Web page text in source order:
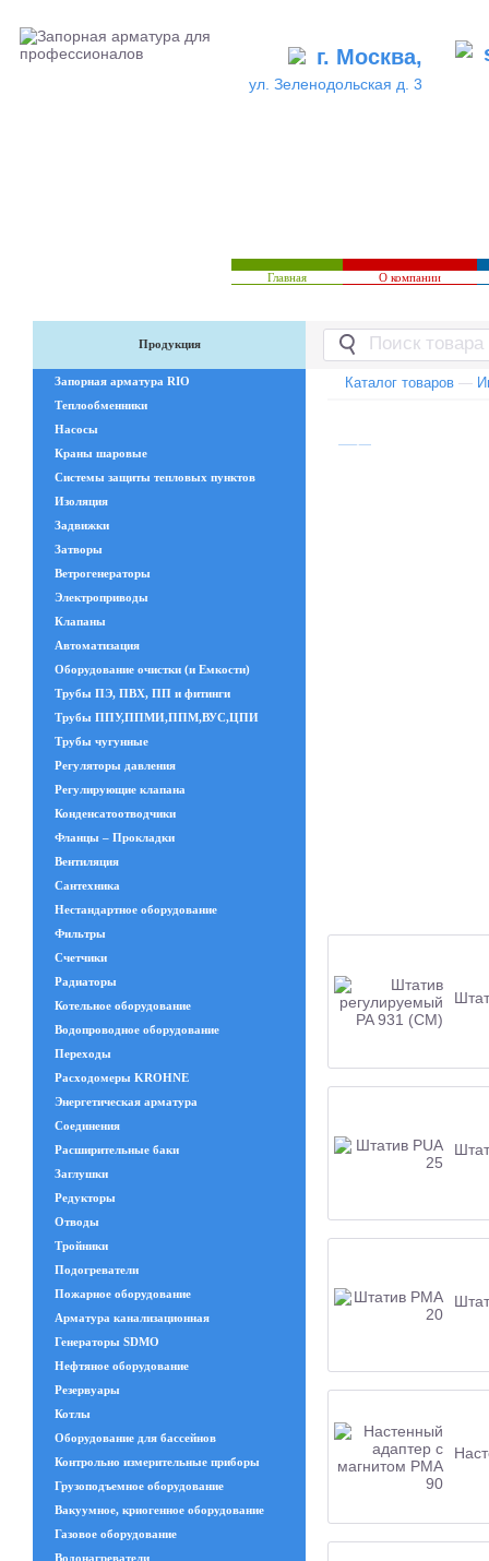
г. Москва,
ул. Зеленодольская д. 3
Главная О компании
Продукция
Запорная арматура RIO
Теплообменники
Насосы
Краны шаровые
Системы защиты тепловых пунктов
Изоляция
Задвижки
Затворы
Ветрогенераторы
Электроприводы
Клапаны
Автоматизация
Оборудование очистки (и Емкости)
Трубы ПЭ, ПВХ, ПП и фитинги
Трубы ППУ,ППМИ,ППМ,ВУС,ЦПИ
Трубы чугунные
Регуляторы давления
Регулирующие клапана
Конденсатоотводчики
Фланцы – Прокладки
Вентиляция
Сантехника
Нестандартное оборудование
Фильтры
Счетчики
Радиаторы
Котельное оборудование
Водопроводное оборудование
Переходы
Расходомеры KROHNE
Энергетическая арматура
Соединения
Расширительные баки
Заглушки
Редукторы
Отводы
Тройники
Подогреватели
Пожарное оборудование
Арматура канализационная
Генераторы SDMO
Нефтяное оборудование
Резервуары
Котлы
Оборудование для бассейнов
Контрольно измерительные приборы
Грузоподъемное оборудование
Вакуумное, криогенное оборудование
Газовое оборудование
Водонагреватели
Каталог товаров —